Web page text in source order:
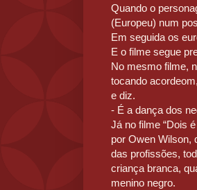
Quando o
(Europeu) num
Em seguida os
E o filme segue
No mesmo filme,
tocando
e diz.
- É a dança dos
Já no filme “Dois
por Owen Wilson,
das profissões,
criança branca,
menino negro.